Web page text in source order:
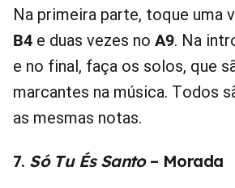
Na primeira parte, toque uma
B4 e duas vezes no A9. Na
e no final, faça os solos, que
marcantes na música. Todos
as mesmas notas.
7. Só Tu És Santo– Morada